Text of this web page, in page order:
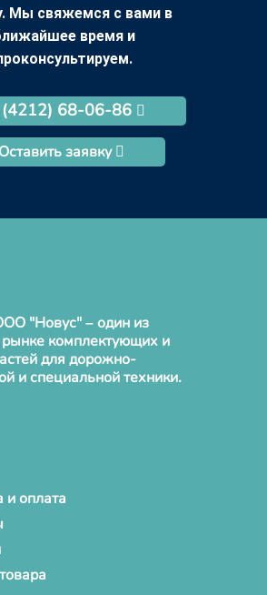
Мы свяжемся с вами в
время и
68-06-86
Оставить заявку
"Новус" – один из
комплектующих и
для дорожно-
и специальной техники.
и оплата